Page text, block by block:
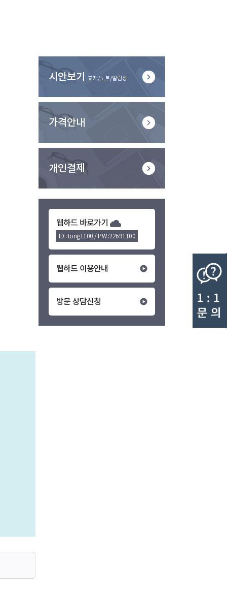
시안보기 교재/노트/알림장
가격안내
개인결제
웹하드 바로가기
ID : tong1100 / PW :22691100
웹하드 이용안내
방문 상담신청